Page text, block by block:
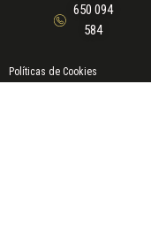
650 094
584
Políticas de Cookies